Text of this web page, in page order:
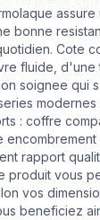
bonne
Cote
fluide, d'une
soignee qui
modernes
: coffre
rapport
produit vous
vos
beneficiez